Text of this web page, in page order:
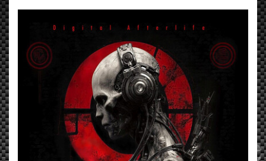
Рок альбомы